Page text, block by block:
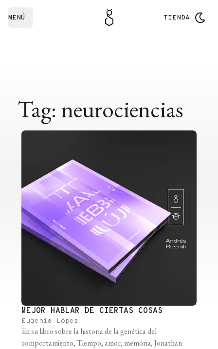
MENÚ TIENDA
Tag: neurociencias
MEJOR HABLAR DE CIERTAS COSAS
Eugenia López
En su libro sobre la historia de la genética del
comportamiento, Tiempo, amor, memoria, Jonathan